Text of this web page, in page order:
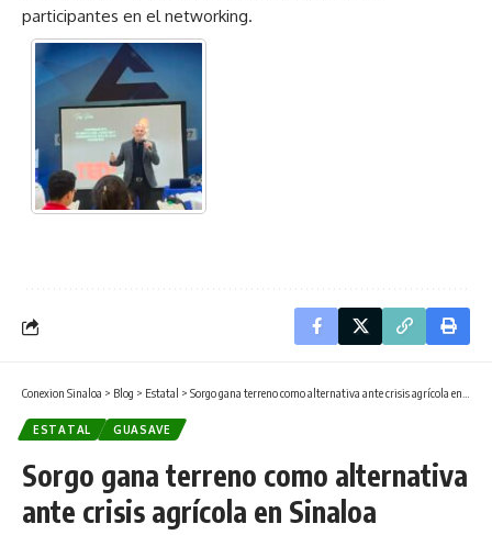
participantes en el networking.
Conexion Sinaloa > Blog > Estatal > Sorgo gana terreno como alternativa ante crisis agrícola en Sinaloa
ESTATAL GUASAVE
Sorgo gana terreno como alternativa
ante crisis agrícola en Sinaloa